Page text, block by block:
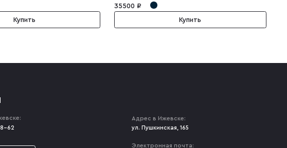
Купить
35500 ₽
Купить
62
Адрес в Ижевске:
ул. Пушкинская, 165
Электронная почта: